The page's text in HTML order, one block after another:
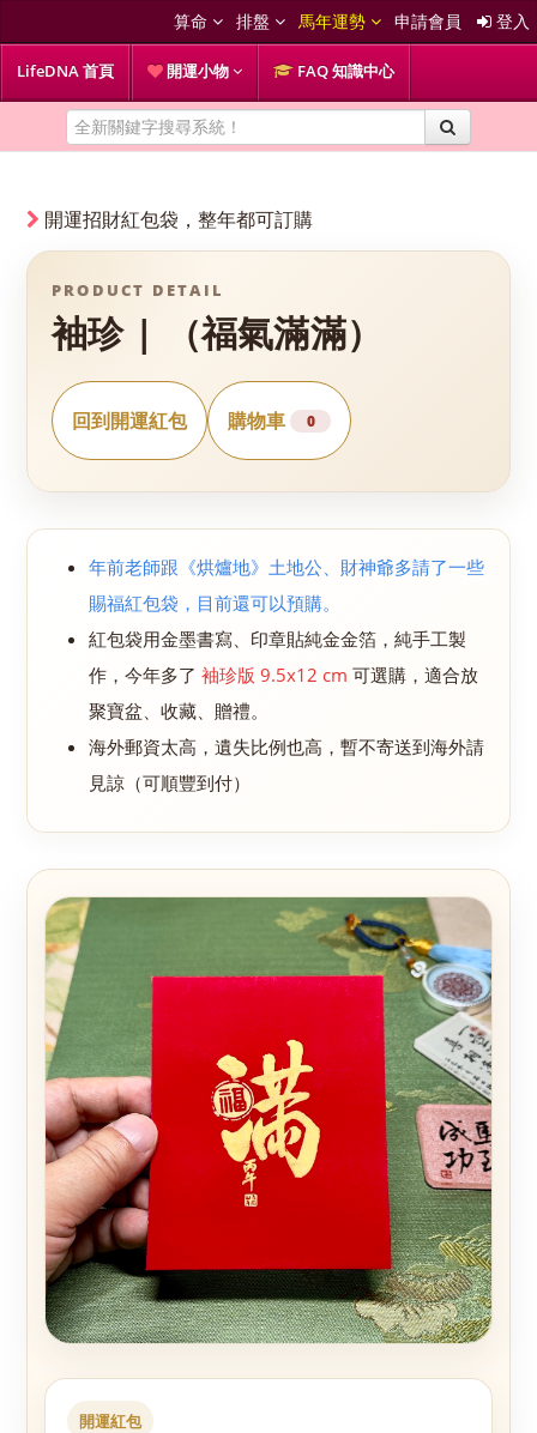
算命 排盤 馬年運勢 申請會員 登入
LifeDNA 首頁 開運小物 FAQ 知識中心
開運招財紅包袋，整年都可訂購
PRODUCT DETAIL
袖珍 | （福氣滿滿）
回到開運紅包 購物車 0
年前老師跟《烘爐地》土地公、財神爺多請了一些
賜福紅包袋，目前還可以預購。
紅包袋用金墨書寫、印章貼純金金箔，純手工製
作，今年多了 袖珍版 9.5x12 cm 可選購，適合放
聚寶盆、收藏、贈禮。
海外郵資太高，遺失比例也高，暫不寄送到海外請
見諒（可順豐到付）
開運紅包